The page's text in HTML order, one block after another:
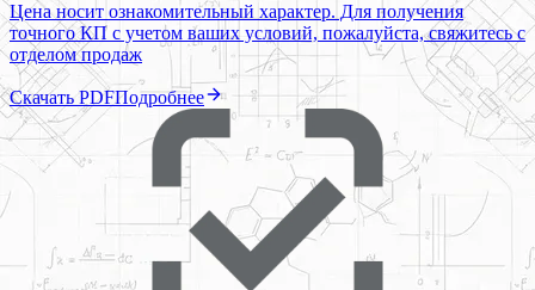
Цена носит ознакомительный характер. Для получения
точного КП с учетом ваших условий, пожалуйста, свяжитесь с
отделом продаж
Скачать PDFПодробнее